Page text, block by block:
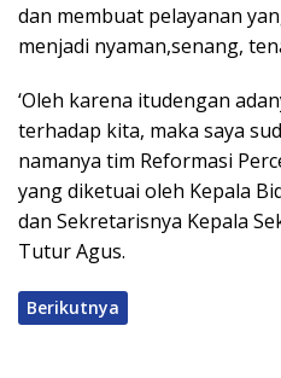
dan membuat pelayanan
menjadi nyaman,senang,
‘Oleh karena itudengan
terhadap kita, maka saya
namanya tim Reformasi
yang diketuai oleh Kepala
dan Sekretarisnya Kepala
Tutur Agus.
Berikutnya